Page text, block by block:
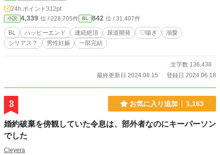
24h.ポイント 312pt
小説 4,339 位 / 228,705件 BL 842 位 / 31,407件
BL ハッピーエンド 連続絶頂 尿道開発 ♡喘ぎ
溺愛
シリアス？
男性妊娠 一部完結
文字数 136,438
最終更新日 2024.08.15
登録日 2024.06.18
3 お気に入り追加 1,163
婚約破棄を傍観していた令息は、部外者なのにキーパーソン
でした
Cleyera